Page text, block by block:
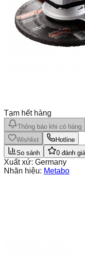
Tạm hết hàng
Thông báo khi có hàng
Wishlist
Hotline
So sánh
0 đánh giá
Xuất xứ: Germany
Nhãn hiệu: Metabo